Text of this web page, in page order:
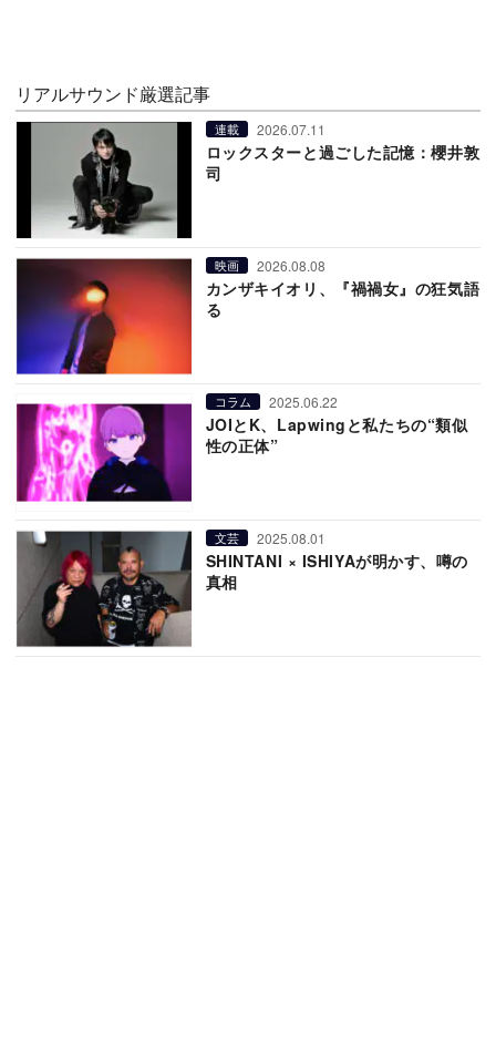
リアルサウンド厳選記事
連載 2026.07.11
ロックスターと過ごした記憶：櫻井敦
司
映画 2026.08.08
カンザキイオリ、『禍禍女』の狂気語
る
コラム 2025.06.22
JOIとK、Lapwingと私たちの“類似
性の正体”
文芸 2025.08.01
SHINTANI × ISHIYAが明かす、噂の
真相